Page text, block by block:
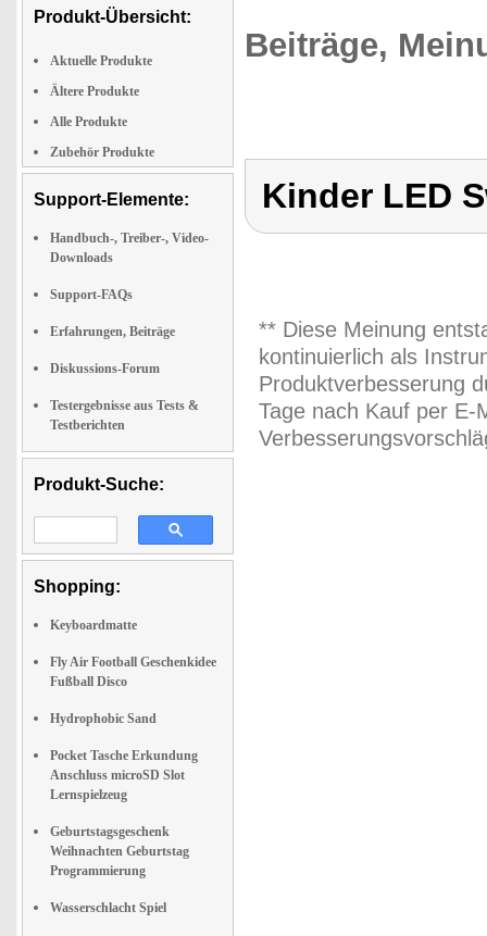
Produkt-Übersicht:
Aktuelle Produkte
Ältere Produkte
Alle Produkte
Zubehör Produkte
Support-Elemente:
Handbuch-, Treiber-, Video-
Downloads
Support-FAQs
Erfahrungen, Beiträge
Diskussions-Forum
Testergebnisse aus Tests &
Testberichten
Produkt-Suche:
Shopping:
Keyboardmatte
Fly Air Football Geschenkidee
Fußball Disco
Hydrophobic Sand
Pocket Tasche Erkundung
Anschluss microSD Slot
Lernspielzeug
Geburtstagsgeschenk
Weihnachten Geburtstag
Programmierung
Wasserschlacht Spiel
Beiträge,
Kinder LED
** Diese Meinung
kontinuierlich als
Produktverbesserung
Tage nach Kauf per E-